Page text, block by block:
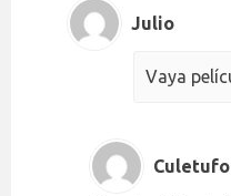
Julio
Vaya